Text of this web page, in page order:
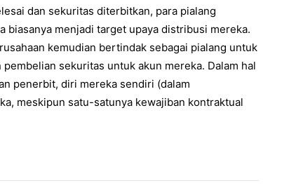
dan sekuritas diterbitkan, para pialang
menjadi target upaya distribusi mereka.
kemudian bertindak sebagai pialang untuk
sekuritas untuk akun mereka. Dalam hal
penerbit, diri mereka sendiri (dalam
meskipun satu-satunya kewajiban kontraktual